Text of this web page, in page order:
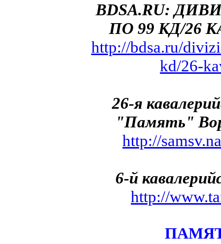
BDSA.RU:
ПО 99 КД/26
http://bdsa.ru/
kd/26-
26-я
"Память"
http://
6-й
http://